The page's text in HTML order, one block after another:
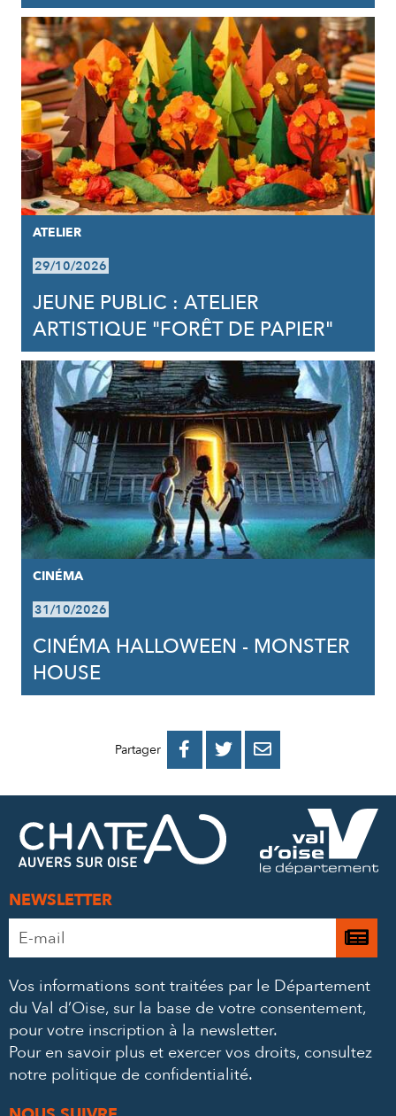
ATELIER
29/10/2026
JEUNE PUBLIC : ATELIER
ARTISTIQUE "FORÊT DE PAPIER"
CINÉMA
31/10/2026
CINÉMA HALLOWEEN - MONSTER
HOUSE
Partager 
PARTAGER
FACEBOOK
PARTAGER
PARTAGER
MAIL
NEWSLETTER
Adresse
e-
*
Je
à
Vos informations sont traitées par le Département
du Val d’Oise, sur la base de votre consentement,
pour votre inscription à la newsletter.
Pour en savoir plus et exercer vos droits, consultez
notre politique de confidentialité.